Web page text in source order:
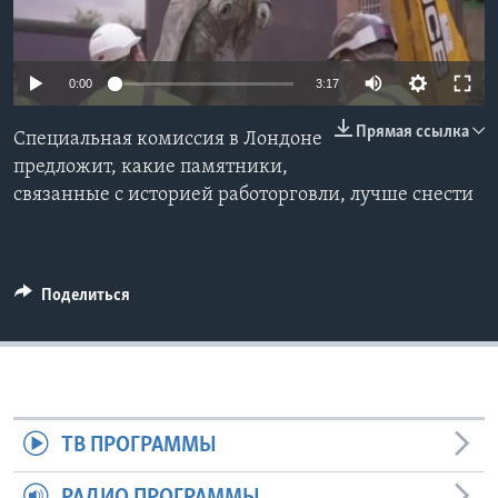
Learning English
СОЦИАЛЬНЫЕ СЕТИ
Языки
0:00 3:17
Прямая ссылка
Специальная комиссия в Лондоне
предложит, какие памятники,
связанные с историей работорговли, лучше снести
Поделиться
ТВ ПРОГРАММЫ